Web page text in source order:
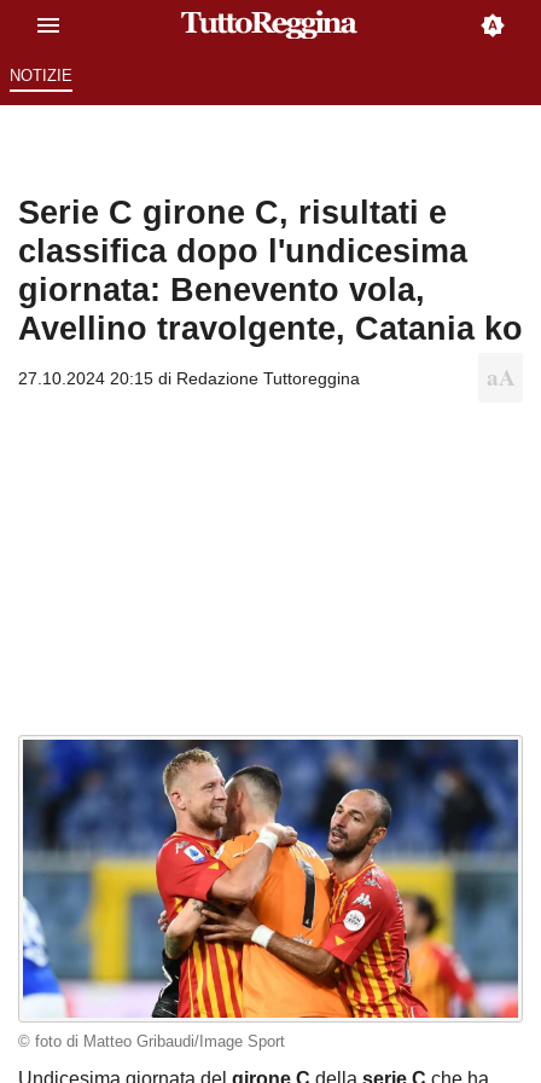
NOTIZIE
Serie C girone C, risultati e
classifica dopo l'undicesima
giornata: Benevento vola,
Avellino travolgente, Catania ko
27.10.2024 20:15 di Redazione Tuttoreggina
© foto di Matteo Gribaudi/Image Sport